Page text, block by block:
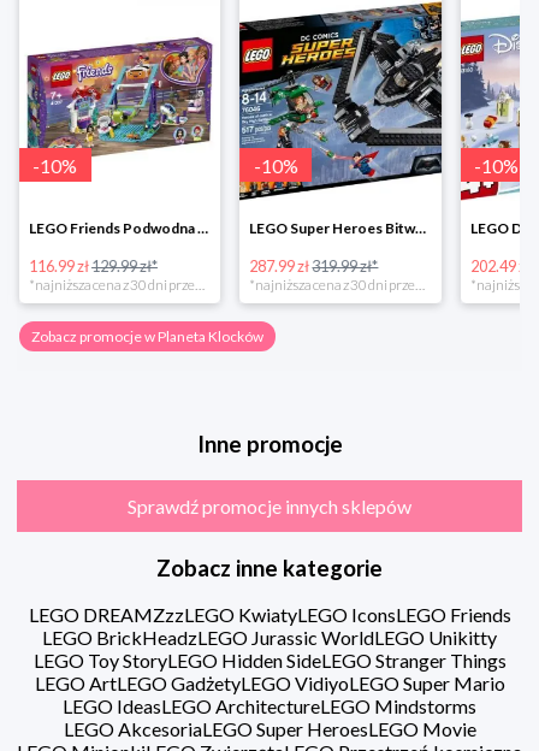
-10%
LEGO Friends Podwodna Frajda w super cenie
116.99 zł129.99 zł*
-10%
LEGO Super Heroes Bitwa powietrzna w super cenie
287.99 zł319.99 zł*
-10%
202.49 zł
Zobacz promocje w Planeta Klocków
Inne promocje
Sprawdź promocje innych sklepów
Zobacz inne kategorie
LEGO DREAMZzzLEGO KwiatyLEGO IconsLEGO Friends
LEGO BrickHeadzLEGO Jurassic WorldLEGO Unikitty
LEGO Toy StoryLEGO Hidden SideLEGO Stranger Things
LEGO ArtLEGO GadżetyLEGO VidiyoLEGO Super Mario
LEGO IdeasLEGO ArchitectureLEGO Mindstorms
LEGO AkcesoriaLEGO Super HeroesLEGO Movie